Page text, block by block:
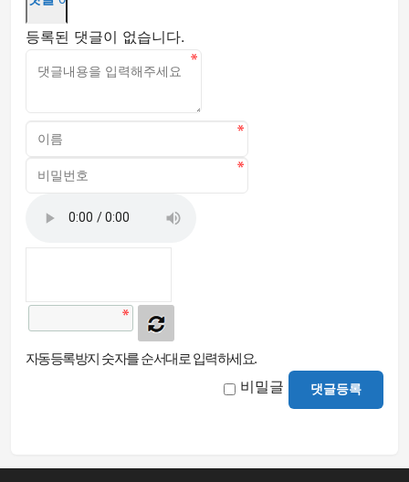
등록된 댓글이 없습니다.
자동등록방지 숫자를 순서대로 입력하세요.
비밀글 댓글등록